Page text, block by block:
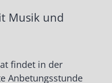
Musik und
findet in der
Anbetungsstunde